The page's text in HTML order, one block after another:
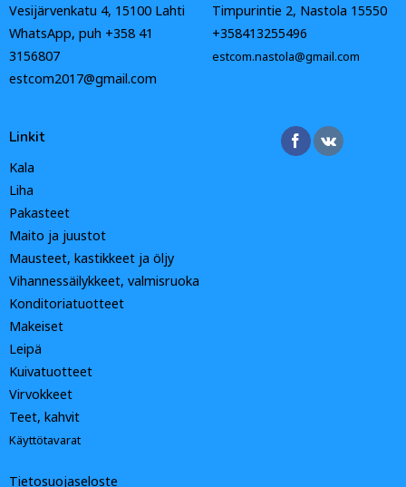
Vesijärvenkatu 4, 15100 Lahti
WhatsApp, puh +358 41
3156807
estcom2017@gmail.com
Timpurintie 2, Nastola 15550
+358413255496
estcom.nastola@gmail.com
Linkit
Kala
Liha
Pakasteet
Maito ja juustot
Mausteet, kastikkeet ja öljy
Vihannessäilykkeet, valmisruoka
Konditoriatuotteet
Makeiset
Leipä
Kuivatuotteet
Virvokkeet
Teet, kahvit
Käyttötavarat
Tietosuojaseloste